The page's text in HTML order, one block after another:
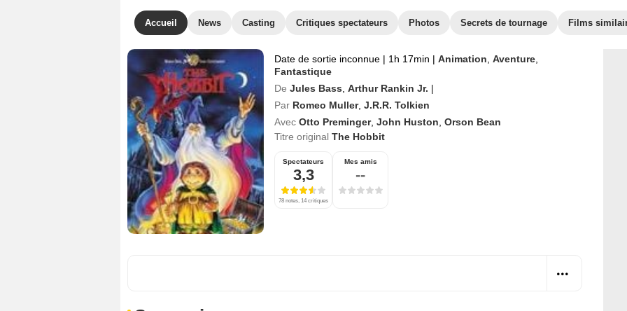
Accueil News Casting Critiques spectateurs Photos Secrets de tournage Films
Date de sortie inconnue | 1h 17min | Animation Aventure
Fantastique
De Jules Bass Arthur Rankin Jr.
Par Romeo Muller, J.R.R. Tolkien
Avec Otto Preminger, John Huston Orson Bean
Titre original The Hobbit
Spectateurs
3,3
78 notes, 14 critiques
Mes amis
--